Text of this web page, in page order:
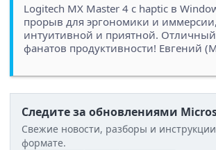
Logitech MX Master 4 с haptic в
прорыв для эргономики и
интуитивной и приятной. Отличный
фанатов продуктивности! Евгений
Следите за обновлениями
Свежие новости, разборы и
формате.